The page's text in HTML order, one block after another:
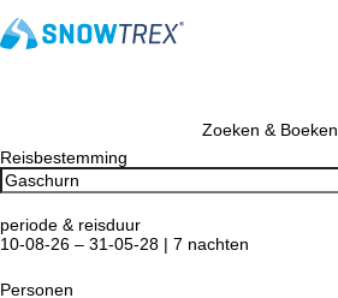
Zoeken & Boeken
Reisbestemming
periode & reisduur
10-08-26 – 31-05-28 | 7 nachten
Personen